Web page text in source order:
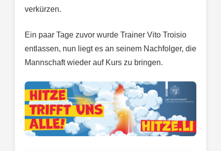
verkürzen.
Ein paar Tage zuvor wurde Trainer Vito Troisio
entlassen, nun liegt es an seinem Nachfolger, die
Mannschaft wieder auf Kurs zu bringen.